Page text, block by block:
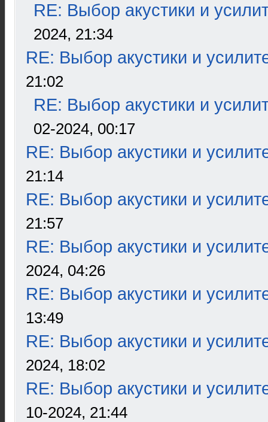
RE: Выбор акустики и
2024, 21:34
RE: Выбор акустики и
21:02
RE: Выбор акустики и
02-2024, 00:17
RE: Выбор акустики и
21:14
RE: Выбор акустики и
21:57
RE: Выбор акустики и
2024, 04:26
RE: Выбор акустики и
13:49
RE: Выбор акустики и
2024, 18:02
RE: Выбор акустики и
10-2024, 21:44